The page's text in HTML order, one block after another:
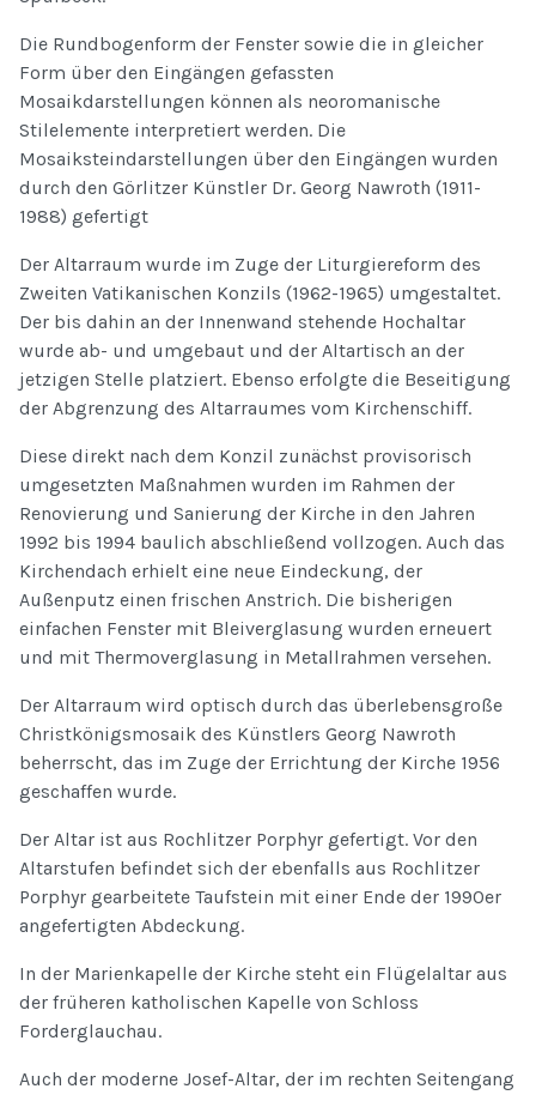
Die Rundbogenform der Fenster sowie die in gleicher
Form über den Eingängen gefassten
Mosaikdarstellungen können als neoromanische
Stilelemente interpretiert werden. Die
Mosaiksteindarstellungen über den Eingängen wurden
durch den Görlitzer Künstler Dr. Georg Nawroth (1911-
1988) gefertigt
Der Altarraum wurde im Zuge der Liturgiereform des
Zweiten Vatikanischen Konzils (1962-1965) umgestaltet.
Der bis dahin an der Innenwand stehende Hochaltar
wurde ab- und umgebaut und der Altartisch an der
jetzigen Stelle platziert. Ebenso erfolgte die Beseitigung
der Abgrenzung des Altarraumes vom Kirchenschiff.
Diese direkt nach dem Konzil zunächst provisorisch
umgesetzten Maßnahmen wurden im Rahmen der
Renovierung und Sanierung der Kirche in den Jahren
1992 bis 1994 baulich abschließend vollzogen. Auch das
Kirchendach erhielt eine neue Eindeckung, der
Außenputz einen frischen Anstrich. Die bisherigen
einfachen Fenster mit Bleiverglasung wurden erneuert
und mit Thermoverglasung in Metallrahmen versehen.
Der Altarraum wird optisch durch das überlebensgroße
Christkönigsmosaik des Künstlers Georg Nawroth
beherrscht, das im Zuge der Errichtung der Kirche 1956
geschaffen wurde.
Der Altar ist aus Rochlitzer Porphyr gefertigt. Vor den
Altarstufen befindet sich der ebenfalls aus Rochlitzer
Porphyr gearbeitete Taufstein mit einer Ende der 1990er
angefertigten Abdeckung.
In der Marienkapelle der Kirche steht ein Flügelaltar aus
der früheren katholischen Kapelle von Schloss
Forderglauchau.
Auch der moderne Josef-Altar, der im rechten Seitengang